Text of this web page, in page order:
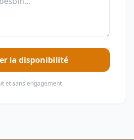
la disponibilité
et sans engagement